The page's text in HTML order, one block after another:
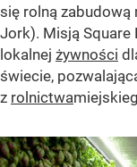
się rolną zabudową
Jork). Misją Square
lokalnej żywności
świecie,
z rolnictwa